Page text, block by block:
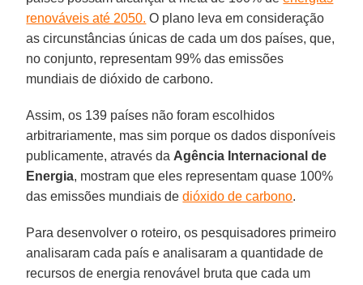
renováveis até 2050. O plano leva em consideração
as circunstâncias únicas de cada um dos países, que,
no conjunto, representam 99% das emissões
mundiais de dióxido de carbono.
Assim, os 139 países não foram escolhidos
arbitrariamente, mas sim porque os dados disponíveis
publicamente, através da Agência Internacional de
Energia, mostram que eles representam quase 100%
das emissões mundiais dedióxido de carbono.
Para desenvolver o roteiro, os pesquisadores primeiro
analisaram cada país e analisaram a quantidade de
recursos de energia renovável bruta que cada um